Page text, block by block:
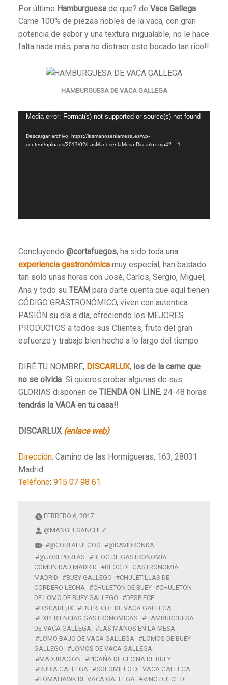
Por último Hamburguesade que? de Vaca Gallega
Carne 100% de piezas nobles de la vaca, con gran
potencia de sabor y una textura inigualable, no le hace
falta nada más, para no distraer este bocado tan rico!!
HAMBURGUESA DE VACA GALLEGA
Reproductor
vídeo
Media error: Format(s) not supported or source(s) not found
Descargar archivo: https://lasmanosenlamesa.es/wp-
content/uploads/2017/02/LasManosenlaMesa-Discarlux.mp4?_=1
Concluyendo @cortafuegos, ha sido toda una
experiencia gastronómicamuy especial, han bastado
tan solo unas horas con José, Carlos, Sergio, Miguel,
Ana y todo su TEAM para darte cuenta que aquí tienen
CÓDIGO GRASTRONÓMICO, viven con autentica
PASIÓN su día a día, ofreciendo los MEJORES
PRODUCTOS a todos sus Clientes, fruto del gran
esfuerzo y trabajo bien hecho a lo largo del tiempo.
DIRÉ TU NOMBRE, DISCARLUX, los de la carne que
no se olvida. Si quieres probar algunas de sus
GLORIAS disponen de TIENDA ON LINE, 24-48 horas
tendrás la VACA en tu casa!!
DISCARLUX (enlace web)
Dirección: Camino de las Hormigueras, 163, 28031
Madrid
Teléfono: 915 07 98 61
FEBRERO 6, 2017
@MANGELSANCHEZ
@CORTAFUEGOS
@DAVIDRONDA
@JOSEPORTAS
BLOG DE GASTRONOMÍA
COMUNIDAD MADRID
BLOG DE GASTRONOMÍA
MADRID
BUEY GALLEGO
CHULETILLAS DE
CORDERO LECHA
CHULETÓN DE BUEY
CHULETÓN
DE LOMO DE BUEY GALLEGO
DESPIECE
DISCARLUX
ENTRECOT DE VACA GALLEGA
EXPERIENCIAS GASTRONOMICAS
HAMBURGUESA
DE VACA GALLEGA
LAS MANOS EN LA MESA
LOMO BAJO DE VACA GALLEGA
LOMOS DE BUEY
GALLEGO
LOMOS DE VACA GALLEGA
MADURACIÓN
PICAÑA DE CECINA DE BUEY
RUBIA GALLEGA
SOLOMILLO DE VACA GALLEGA
TOMAHAWK DE VACA GALLEGA
VINO DULCE DE